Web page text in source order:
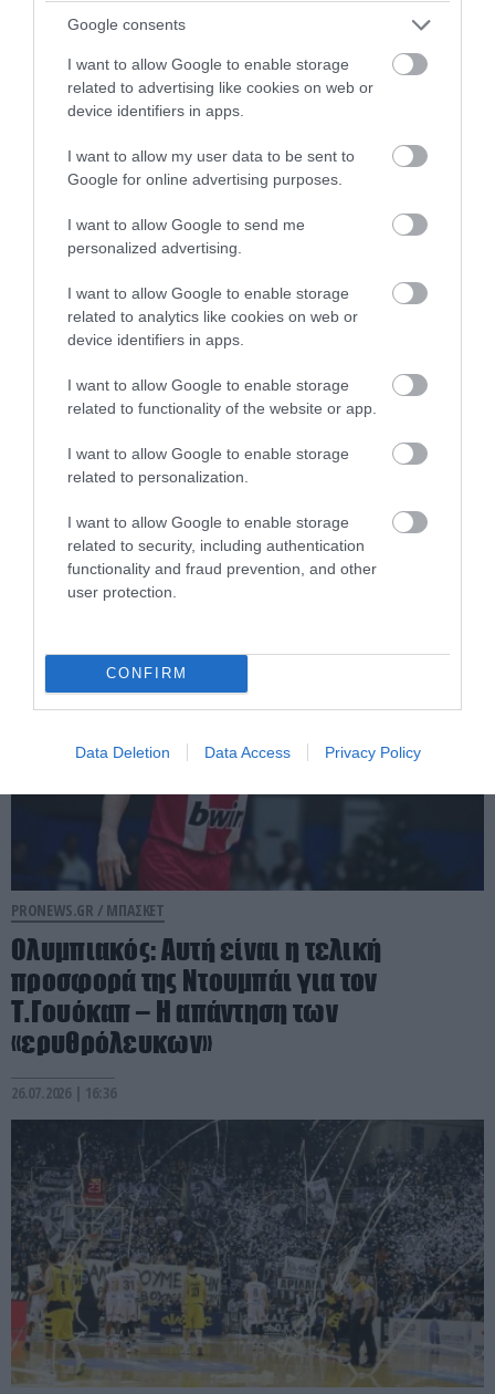
Google consents
I want to allow Google to enable storage
related to advertising like cookies on web or
device identifiers in apps.
I want to allow my user data to be sent to
Google for online advertising purposes.
I want to allow Google to send me
personalized advertising.
I want to allow Google to enable storage
related to analytics like cookies on web or
device identifiers in apps.
I want to allow Google to enable storage
related to functionality of the website or app.
I want to allow Google to enable storage
related to personalization.
I want to allow Google to enable storage
related to security, including authentication
functionality and fraud prevention, and other
user protection.
CONFIRM
Data Deletion Data Access Privacy Policy
Σήριαλ η υπόθεση του Μ.Χεζόνια: «Είναι
κλεισμένος» λένε στο Κλίβελαντ, «δεν
δώσαμε ποτέ το ΟΚ» λένε στη Μαδρίτη
PRONEWS.GR /ΜΠΑΣΚΕΤ
Ο Μ.Χεζόνια πέρασε την άλλη άκρη του
Ατλαντικού: Η ομάδα του ΝΒΑ με την
οποία «έδωσε» τα χέρια
26.07.2026 | 20:39
PRONEWS.GR / ΜΠΑΣΚΕΤ
Ολυμπιακός: Αυτή είναι η τελική
προσφορά της Ντουμπάι για τον
Τ.Γουόκαπ – Η απάντηση των
«ερυθρόλευκων»
26.07.2026 | 16:36